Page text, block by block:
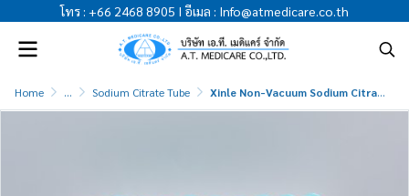
โทร : +66 2468 8905 I อีเมล : Info@atmedicare.co.th
Home ... Sodium Citrate Tube Xinle Non-Vacuum Sodium Citrate 3.2% Rubber Cap 3ml